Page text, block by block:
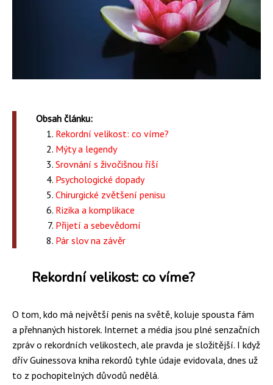
Obsah článku:
Rekordní velikost: co víme?
Mýty a legendy
Srovnání s živočišnou říší
Psychologické dopady
Chirurgické zvětšení penisu
Rizika a komplikace
Přijetí a sebevědomí
Pár slov na závěr
Rekordní velikost: co víme?
O tom, kdo má největší penis na světě, koluje spousta fám
a přehnaných historek. Internet a média jsou plné senzačních
zpráv o rekordních velikostech, ale pravda je složitější. I když
dřív Guinessova kniha rekordů tyhle údaje evidovala, dnes už
to z pochopitelných důvodů nedělá.